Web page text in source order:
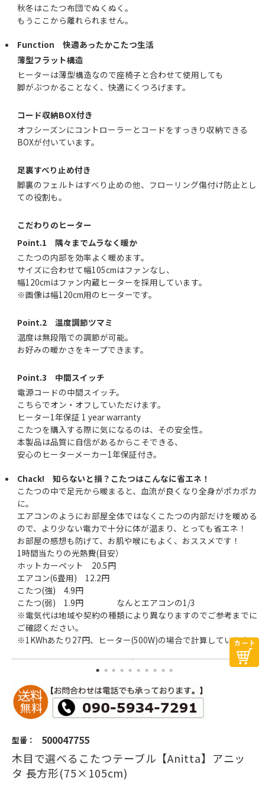
秋冬はこたつ布団でぬくぬく。
もうここから離れられません。
Function 快適あったかこたつ生活
薄型フラット構造
ヒーターは薄型構造なので座椅子と合わせて使用しても
脚がぶつかることなく、快適にくつろげます。
コード収納BOX付き
オフシーズンにコントローラーとコードをすっきり収納できる
BOXが付いています。
足裏すべり止め付き
脚裏のフェルトはすべり止めの他、フローリング傷付け防止とし
ての役割も。
こだわりのヒーター
Point.1 隅々までムラなく暖か
こたつの内部を効率よく暖めます。
サイズに合わせて幅105cmはファンなし、
幅120cmはファン内蔵ヒーターを採用しています。
※画像は幅120cm用のヒーターです。
Point.2 温度調節ツマミ
温度は無段階での調節が可能。
お好みの暖かさをキープできます。
Point.3 中間スイッチ
電源コードの中間スイッチ。
こちらでオン・オフしていただけます。
ヒーター1年保証 1 year warranty
こたつを購入する際に気になるのは、その安全性。
本製品は品質に自信があるからこそできる、
安心のヒーターメーカー1年保証付き。
Chack! 知らないと損？こたつはこんなに省エネ！
こたつの中で足元から暖まると、血流が良くなり全身がポカポカ
に。
エアコンのようにお部屋全体ではなくこたつの内部だけを暖める
ので、より少ない電力で十分に体が温まり、とっても省エネ！
お部屋の感想も防げて、お肌や喉にもよく、おススメです！
1時間当たりの光熱費(目安）
ホットカーペット 20.5円
エアコン(6畳用) 12.2円
こたつ(強) 4.9円
こたつ(弱) 1.9円 なんとエアコンの1/3
※電気代は地域や契約の種類により異なりますのでご参考までに
ご確認ください。
※1KWhあたり27円、ヒーター(500W)の場合で計算しています。
型番： 500047755
木目で選べるこたつテーブル【Anitta】アニッ
タ 長方形(75×105cm)